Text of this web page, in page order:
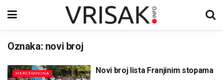
Oznaka: novi broj
HERCEGOVINA Novi broj lista Franjinim stopama